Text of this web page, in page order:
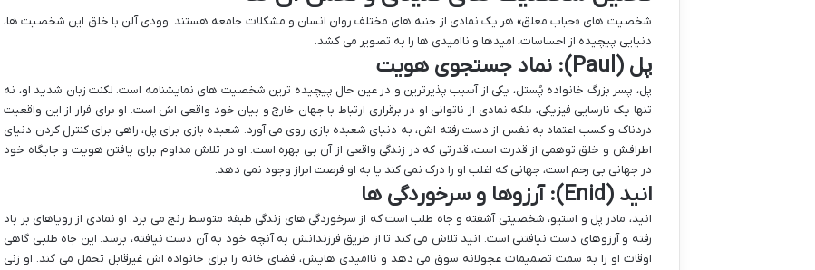
شخصیت های «حباب معلق» هر یک نمادی از جنبه های مختلف روان انسان و مشکلات جامعه هستند. وودی آلن با خلق این شخصیت ها،
دنیایی پیچیده از احساسات، امیدها و ناامیدی ها را به تصویر می کشد.
پل (Paul): نماد جستجوی هویت
پل، پسر بزرگ خانواده پُستل، یکی از آسیب پذیرترین و در عین حال پیچیده ترین شخصیت های نمایشنامه است. لکنت زبان شدید او، نه
تنها یک نارسایی فیزیکی، بلکه نمادی از ناتوانی او در برقراری ارتباط با جهان خارج و بیان خود واقعی اش است. او برای فرار از این واقعیت
دردناک و کسب اعتماد به نفس از دست رفته اش، به دنیای شعبده بازی روی می آورد. شعبده بازی برای پل، راهی برای کنترل کردن دنیای
اطرافش و خلق توهمی از قدرت است، قدرتی که در زندگی واقعی از آن بی بهره است. او در تلاش مداوم برای یافتن هویت و جایگاه خود
در جهانی بی رحم است، جهانی که اغلب او را درک نمی کند یا به او فرصت ابراز وجود نمی دهد.
انید (Enid): آرزوها و سرخوردگی ها
انید، مادر پل و استیو، شخصیتی آشفته و جاه طلب است که از سرخوردگی های زندگی طبقه متوسط رنج می برد. او نمادی از رویاهای بر باد
رفته و آرزوهای دست نیافتنی است. انید تلاش می کند تا از طریق فرزندانش به آنچه خود به آن دست نیافته، برسد. این جاه طلبی گاهی
اوقات او را به سمت تصمیمات عجولانه سوق می دهد و ناامیدی هایش، فضای خانه را برای خانواده اش غیرقابل تحمل می کند. او زنی